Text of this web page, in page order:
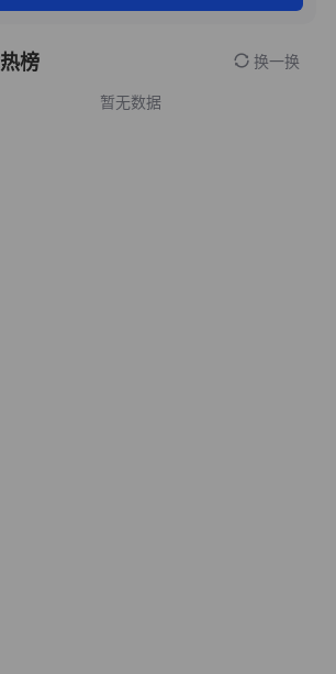
榜 换一换
暂无数据